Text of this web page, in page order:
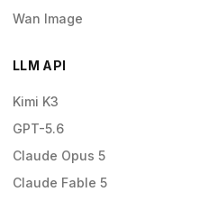
Wan Image
LLM API
Kimi K3
GPT-5.6
Claude Opus 5
Claude Fable 5